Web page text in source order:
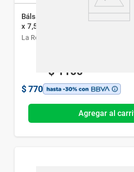
Bálsamo Labial La Roche-Psosay
x 7,5 ml
La Roche-Posay
$ 1100
$ 770
Agregar al